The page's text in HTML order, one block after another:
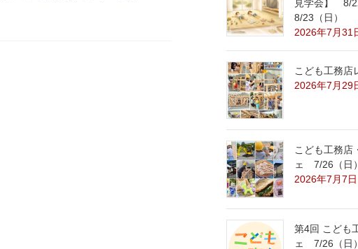
見学会】 8/
8/23（日）
2026年7月31
こども工務店
2026年7月29
こども工務店
ェ 7/26（日）
2026年7月7日
第4回 こども
ェ 7/26（日）